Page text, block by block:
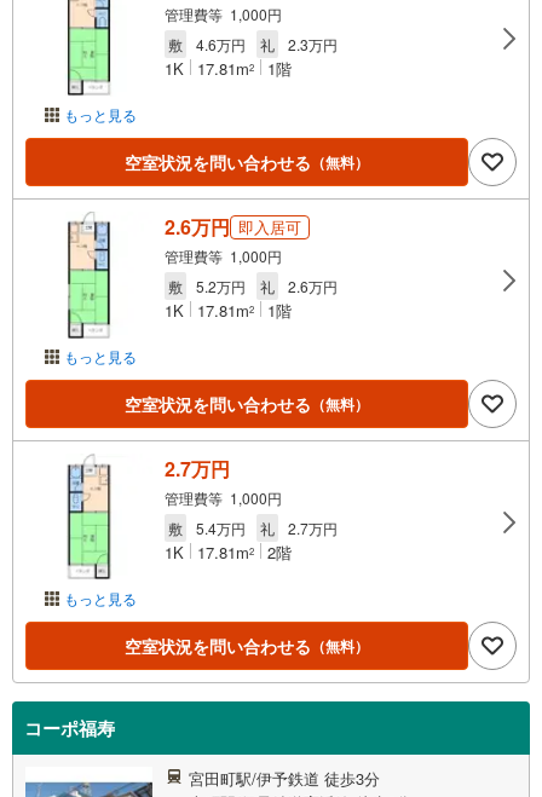
もっと見る
管理費等 1,000円
敷
4.6万円 礼 2.3万円
1K 17.81m2 1階
空室状況を問い合わせる （無料）
もっと見る
2.6万円 即入居可
管理費等 1,000円
敷
5.2万円 礼 2.6万円
1K 17.81m2 1階
空室状況を問い合わせる （無料）
もっと見る
2.7万円
管理費等 1,000円
敷
5.4万円 礼 2.7万円
1K 17.81m2 2階
空室状況を問い合わせる （無料）
コーポ福寿
宮田町駅/伊予鉄道 徒歩3分